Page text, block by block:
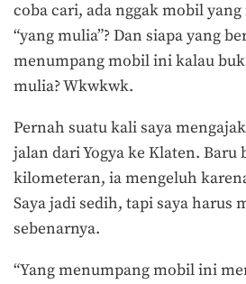
coba cari, ada nggak mobil
“yang mulia”? Dan siapa yang
menumpang mobil ini kalau
mulia? Wkwkwk.
Pernah suatu kali saya
jalan dari Yogya ke Klaten. Baru
kilometeran, ia mengeluh
Saya jadi sedih, tapi saya harus
sebenarnya.
“Yang menumpang mobil ini